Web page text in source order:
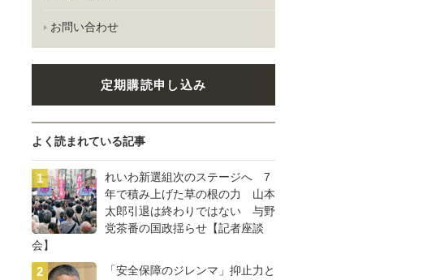
お問い合わせ
定期購読申し込み
よく読まれている記事
れいわ新選組次のステージへ 7
年で積み上げた草の根の力 山本
太郎引退は終わりではない 与野
党茶番の国政揺らせ【記者座談
会】
「安全保障のジレンマ」抑止力と